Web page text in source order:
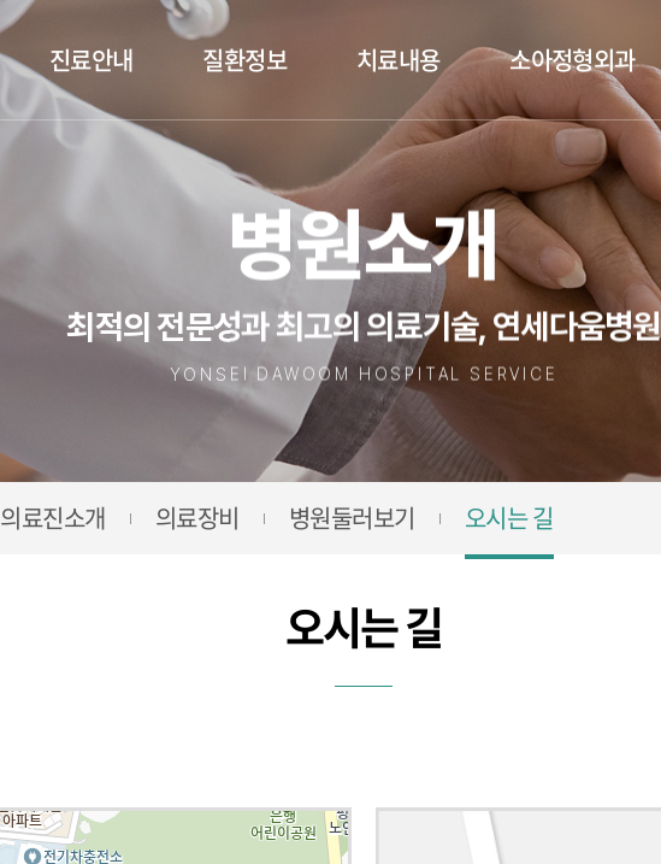
진료안내 질환정보 치료내용 소아정형외과
병원소개
최적의 전문성과 최고의 의료기술, 연세다움병원
YONSEI DAWOOM HOSPITAL SERVICE
의료진소개 의료장비 병원둘러보기 오시는 길
오시는 길